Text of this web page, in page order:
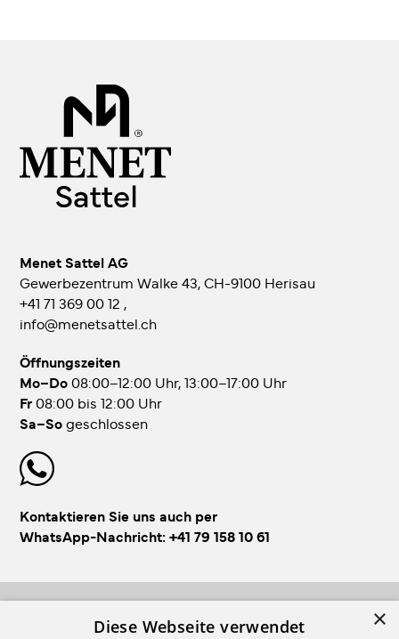
Menet Sattel AG
Gewerbezentrum Walke 43, CH-9100 Herisau
+41 71 369 00 12 ,
info@menetsattel.ch
Öffnungszeiten
Mo–Do08:00–12:00 Uhr, 13:00–17:00 Uhr
Fr08:00 bis 12:00 Uhr
Sa–Sogeschlossen
Kontaktieren Sie uns auch per
WhatsApp-Nachricht: +41 79 158 10 61
FOLLOW US! ×
Diese Webseite verwendet